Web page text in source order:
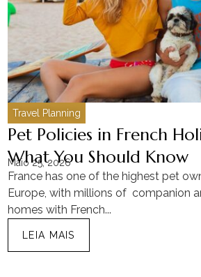
Travel Planning
Pet Policies in French
What You Should Know
Maio 25, 2026
France has one of the highest pet
Europe, with millions of companion
homes with French...
LEIA MAIS